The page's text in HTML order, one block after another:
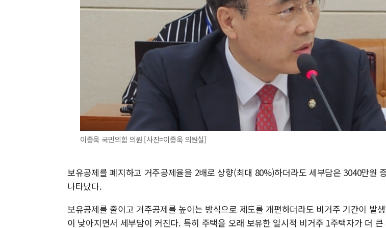
이종욱 국민의힘 의원 [사진=이종욱 의원실]
보유공제를 폐지하고 거주공제율을 2배로 상향(최대 80%)하더라도 세부담은 3040만원
나타났다.
보유공제를 줄이고 거주공제를 높이는 방식으로 제도를 개편하더라도 비거주 기간이 발
이 낮아지면서 세부담이 커진다. 특히 주택을 오래 보유한 일시적 비거주 1주택자가 더 큰